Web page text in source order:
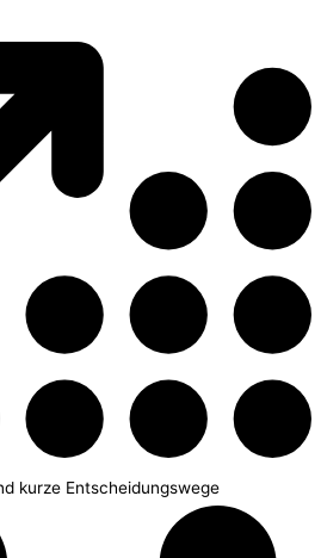
kurze Entscheidungswege